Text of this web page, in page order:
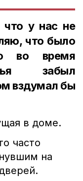
у нас не
что было
во время
забыл
вздумал бы
в доме.
часто
на